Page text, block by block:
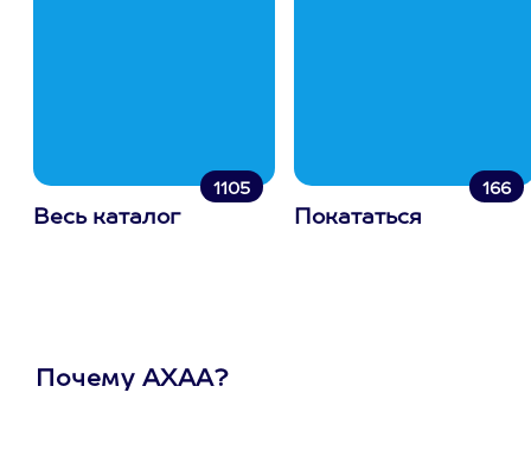
1105
Весь каталог
166
Покататься
Почему АХАА?